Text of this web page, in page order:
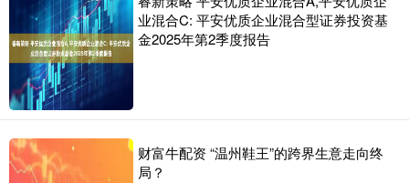
业混合C: 平安优质企业混合型证券投资基
金2025年第2季度报告
财富牛配资 “温州鞋王”的跨界生意走向终
局？